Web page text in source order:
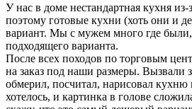
У нас в доме нестандартная кухня
поэтому готовые кухни (хоть они и
вариант. Мы с мужем много где
подходящего варианта.
После всех походов по торговым
на заказ под наши размеры. Вызвали
обмерил, посчитал, нарисовал кухню
хотелось, и картинка в голове